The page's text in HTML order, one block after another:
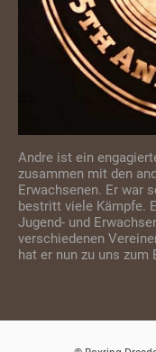
Andre ist ein
zusammen mit den
Erwachsenen. Er war
bestritt viele Kämpfe.
Jugend- und
verschiedenen
hat er nun zu uns zum